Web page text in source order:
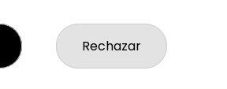
Rechazar